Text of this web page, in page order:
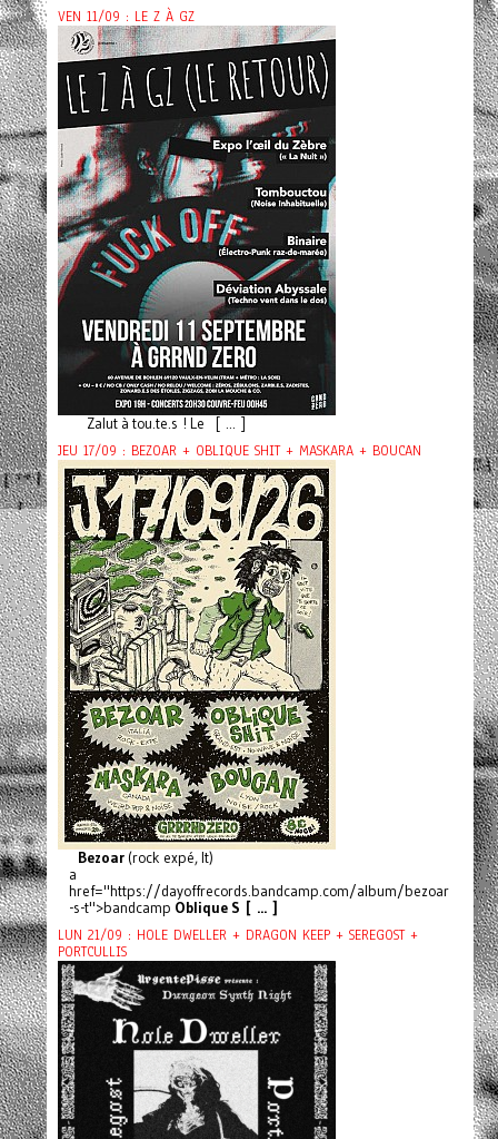
VEN 11/09 : LE Z À GZ
Zalut à tou.te.s ! Le [ ... ]
JEU 17/09 : BEZOAR + OBLIQUE SHIT + MASKARA + BOUCAN
Bezoar(rock expé, It)
a
href="https://dayoffrecords.bandcamp.com/album/bezoar
-s-t">bandcamp Oblique S [ ... ]
LUN 21/09 : HOLE DWELLER + DRAGON KEEP + SEREGOST +
PORTCULLIS